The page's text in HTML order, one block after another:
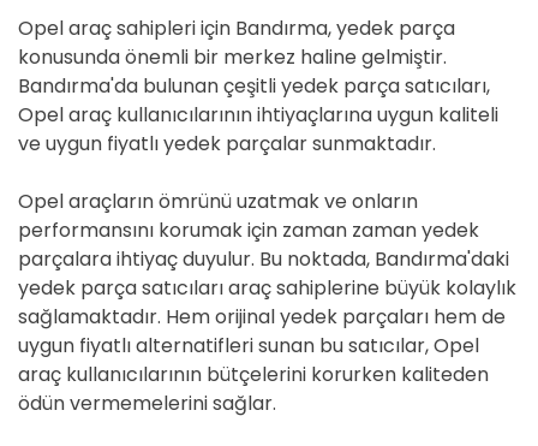
Opel araç sahipleri için Bandırma, yedek parça
konusunda önemli bir merkez haline gelmiştir.
Bandırma'da bulunan çeşitli yedek parça satıcıları,
Opel araç kullanıcılarının ihtiyaçlarına uygun kaliteli
ve uygun fiyatlı yedek parçalar sunmaktadır.
Opel araçların ömrünü uzatmak ve onların
performansını korumak için zaman zaman yedek
parçalara ihtiyaç duyulur. Bu noktada, Bandırma'daki
yedek parça satıcıları araç sahiplerine büyük kolaylık
sağlamaktadır. Hem orijinal yedek parçaları hem de
uygun fiyatlı alternatifleri sunan bu satıcılar, Opel
araç kullanıcılarının bütçelerini korurken kaliteden
ödün vermemelerini sağlar.